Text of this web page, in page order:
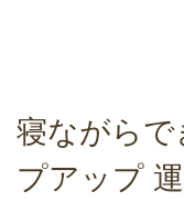
寝ながらで
プアップ